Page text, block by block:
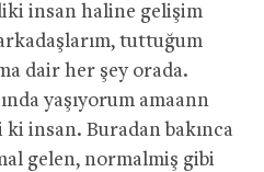
insan haline gelişim
tuttuğum
dair her şey orada.
yaşıyorum amaann
ki insan. Buradan bakınca
gelen, normalmiş gibi